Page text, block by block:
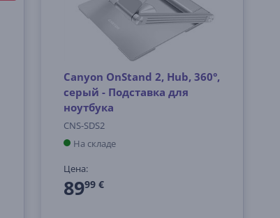
Canyon OnStand 2, Hub, 360°,
серый - Подставка для
ноутбука
CNS-SDS2
На складе
Цена:
8999 €